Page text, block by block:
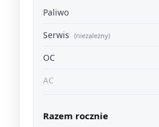
Paliwo
Serwis (niezależny)
OC
AC
Razem rocznie